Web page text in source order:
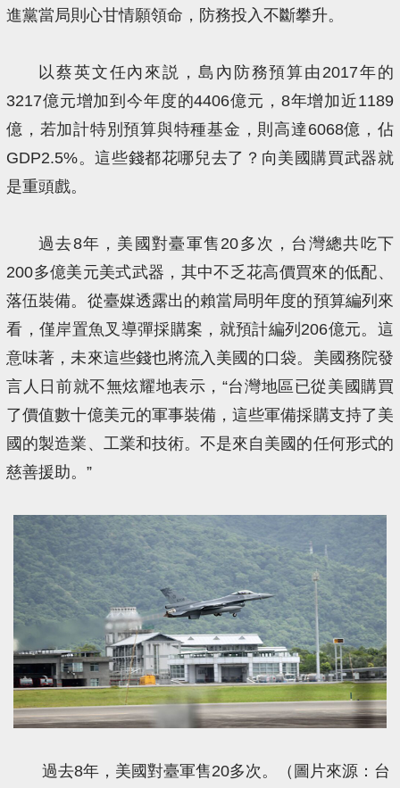
進黨當局則心甘情願領命，防務投入不斷攀升。
以蔡英文任內來説，島內防務預算由2017年的
3217億元增加到今年度的4406億元，8年增加近1189
億，若加計特別預算與特種基金，則高達6068億，佔
GDP2.5%。這些錢都花哪兒去了？向美國購買武器就
是重頭戲。
過去8年，美國對臺軍售20多次，台灣總共吃下
200多億美元美式武器，其中不乏花高價買來的低配、
落伍裝備。從臺媒透露出的賴當局明年度的預算編列來
看，僅岸置魚叉導彈採購案，就預計編列206億元。這
意味著，未來這些錢也將流入美國的口袋。美國務院發
言人日前就不無炫耀地表示，“台灣地區已從美國購買
了價值數十億美元的軍事裝備，這些軍備採購支持了美
國的製造業、工業和技術。不是來自美國的任何形式的
慈善援助。”
過去8年，美國對臺軍售20多次。（ 圖片來源：台